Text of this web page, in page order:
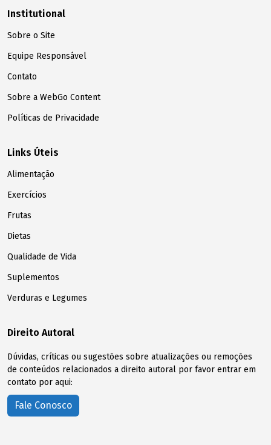
Institutional
Sobre o Site
Equipe Responsável
Contato
Sobre a WebGo Content
Políticas de Privacidade
Links Úteis
Alimentação
Exercícios
Frutas
Dietas
Qualidade de Vida
Suplementos
Verduras e Legumes
Direito Autoral
Dúvidas, críticas ou sugestões sobre atualizações ou remoções
de conteúdos relacionados a direito autoral por favor entrar em
contato por aqui:
Fale Conosco